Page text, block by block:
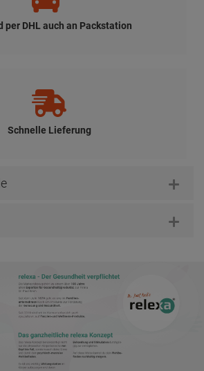
per DHL auch an Packstation
Schnelle Lieferung